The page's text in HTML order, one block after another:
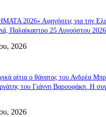
2026» Αφηγήσεις για την
Παλαίκαστρο 25 Αυγούστου 2026
2026
αίτια ο θάνατος του Ανδρέα
του Γιάννη Βαρουφάκη. Η
2026